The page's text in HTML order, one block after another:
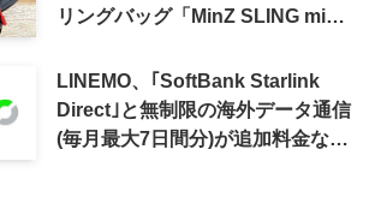
リングバッグ「MinZ SLING mini
LINEMO、｢SoftBank Starlink
Direct｣と無制限の海外データ通信
(毎月最大7日間分)が追加料金なし